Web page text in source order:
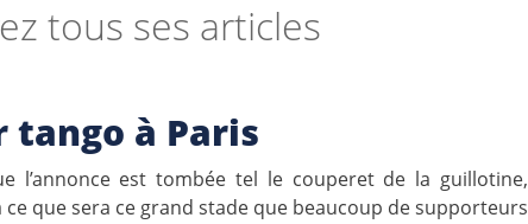
tous ses articles
tango à Paris
l’annonce est tombée tel le couperet de la guillotine,
ce que sera ce grand stade que beaucoup de supporteurs